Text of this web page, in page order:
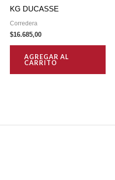
KG DUCASSE
Corredera
$16.685,00
AGREGAR AL
CARRITO